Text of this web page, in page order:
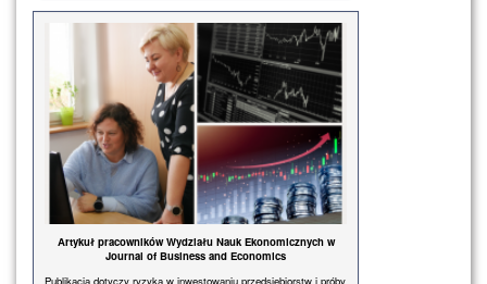
Artykuł pracowników Wydziału Nauk Ekonomicznych w
Journal of Business and Economics
Publikacja dotyczy ryzyka w inwestowaniu przedsiębiorstw i próby